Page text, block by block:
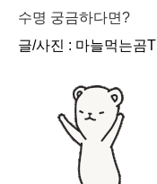
수명 궁금하다면?
글/사진 : 마늘먹는곰T